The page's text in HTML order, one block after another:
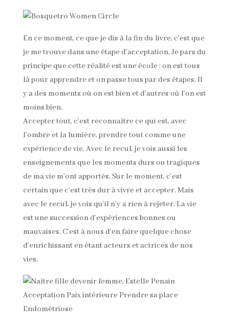
En ce moment, ce que je dis à la fin du livre, c’est que
je me trouve dans une étape d’acceptation. Je pars du
principe que cette réalité est une école : on est tous
là pour apprendre et on passe tous par des étapes. Il
y a des moments où on est bien et d’autres où l’on est
moins bien.
Accepter tout, c’est reconnaître ce qui est, avec
l’ombre et la lumière, prendre tout comme une
expérience de vie. Avec le recul, je vois aussi les
enseignements que les moments durs ou tragiques
de ma vie m’ont apportés. Sur le moment, c’est
certain que c’est très dur à vivre et accepter. Mais
avec le recul, je vois qu’il n’y a rien à rejeter. La vie
est une succession d’expériences bonnes ou
mauvaises. C’est à nous d’en faire quelque chose
d’enrichissant en étant acteurs et actrices de nos
vies.